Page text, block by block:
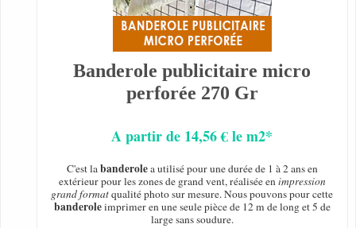
Banderole publicitaire micro
perforée 270 Gr
A partir de 14,56 € le m2*
C'est labanderolea utilisé pour une durée de 1 à 2 ans en
extérieur pour les zones de grand vent, réalisée enimpression
grand formatqualité photo sur mesure. Nous pouvons pour cette
banderoleimprimer en une seule pièce de 12 m de long et 5 de
large sans soudure.